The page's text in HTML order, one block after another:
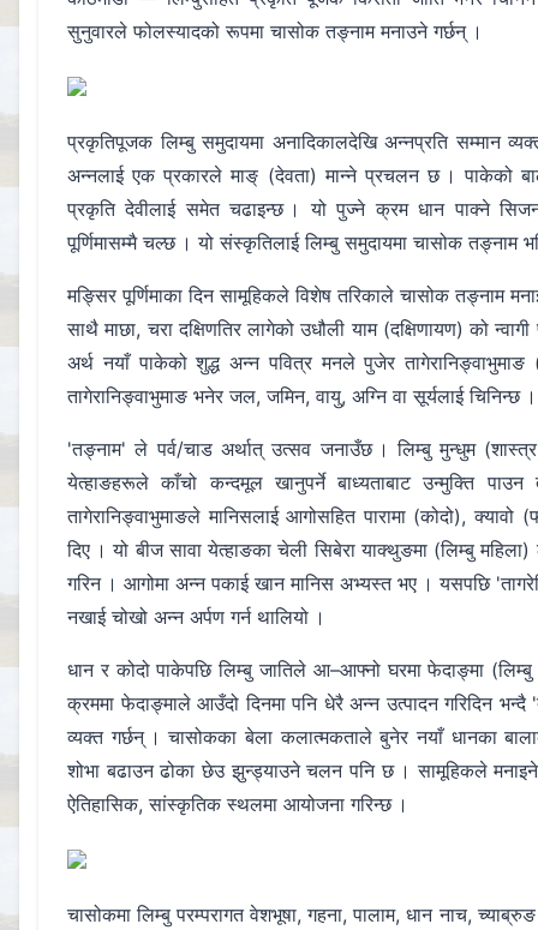
सुनुवारले फोलस्यादको रूपमा चासोक तङ्नाम मनाउने गर्छन् ।
प्रकृतिपूजक लिम्बु समुदायमा अनादिकालदेखि अन्नप्रति सम्मान
अन्नलाई एक प्रकारले माङ् (देवता) मान्ने प्रचलन छ । पाकेको
प्रकृति देवीलाई समेत चढाइन्छ । यो पुज्ने क्रम धान पाक्ने
पूर्णिमासम्मै चल्छ । यो संस्कृतिलाई लिम्बु समुदायमा चासोक तङ्नाम
मङ्सिर पूर्णिमाका दिन सामूहिकले विशेष तरिकाले चासोक तङ्नाम
साथै माछा, चरा दक्षिणतिर लागेको उधौली याम (दक्षिणायण­) को
अर्थ नयाँ पाकेको शुद्ध अन्न पवित्र मनले पुजेर तागेरानिङ्वाभुमाङ
तागेरानिङ्वाभुमाङ भनेर जल, जमिन, वायु, अग्नि वा सूर्यलाई चिनिन्छ ।
'तङ्नाम' ले पर्व/चाड अर्थात् उत्सव जनाउँछ । लिम्बु मुन्धुम
येत्हाङहरूले काँचो कन्दमूल खानुपर्ने बाध्यताबाट उन्मुक्ति
तागेरानिङ्वाभुमाङले मानिसलाई आगोसहित पारामा (कोदो),
दिए । यो बीज सावा येत्हाङका चेली सिबेरा याक्थुङमा (लिम्बु
गरिन । आगोमा अन्न पकाई खान मानिस अभ्यस्त भए । यसपछि
नखाई चोखो अन्न अर्पण गर्न थालियो ।
धान र कोदो पाकेपछि लिम्बु जातिले आ–आफ्नो घरमा फेदाङ्मा
क्रममा फेदाङ्माले आउँदो दिनमा पनि धेरै अन्न उत्पादन गरिदिन भन्दै
व्यक्त गर्छन् । चासोकका बेला कलात्मकताले बुनेर नयाँ धानका
शोभा बढाउन ढोका छेउ झुन्ड्याउने चलन पनि छ । सामूहिकले मनाइने
ऐतिहासिक, सांस्कृतिक स्थलमा आयोजना गरिन्छ ।
चासोकमा लिम्बु परम्परागत वेशभूषा, गहना, पालाम, धान नाच,